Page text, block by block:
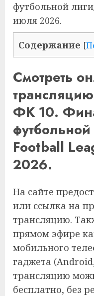
футбольной
июля 2026.
Содержание [
Смотреть
ФК 10.
Football
2026.
На сайте
или ссылка на
трансляцию.
прямом эфире
мобильного
гаджета
трансляцию
бесплатно, без